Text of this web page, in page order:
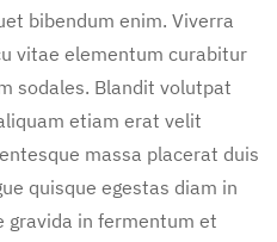
bibendum enim. Viverra
vitae elementum curabitur
sodales. Blandit volutpat
etiam erat velit
massa placerat duis
quisque egestas diam in
gravida in fermentum et